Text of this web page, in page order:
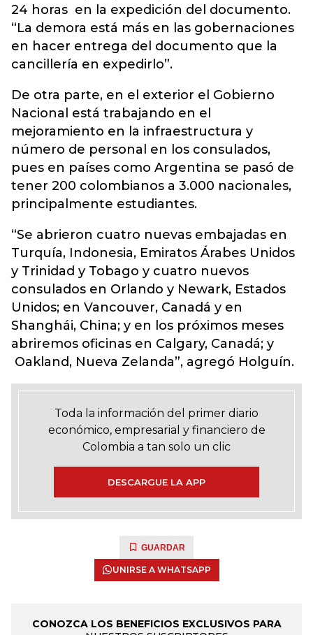
24 horas en la expedición del documento.
“La demora está más en las gobernaciones
en hacer entrega del documento que la
cancillería en expedirlo”.
De otra parte, en el exterior el Gobierno
Nacional está trabajando en el
mejoramiento en la infraestructura y
número de personal en los consulados,
pues en países como Argentina se pasó de
tener 200 colombianos a 3.000 nacionales,
principalmente estudiantes.
“Se abrieron cuatro nuevas embajadas en
Turquía, Indonesia, Emiratos Árabes Unidos
y Trinidad y Tobago y cuatro nuevos
consulados en Orlando y Newark, Estados
Unidos; en Vancouver, Canadá y en
Shanghái, China; y en los próximos meses
abriremos oficinas en Calgary, Canadá; y
Oakland, Nueva Zelanda”, agregó Holguín.
Toda la información del primer diario
económico, empresarial y financiero de
Colombia a tan solo un clic
DESCARGUE LA APP
GUARDAR
UNIRSE A WHATSAPP
CONOZCA LOS BENEFICIOS EXCLUSIVOS PARA